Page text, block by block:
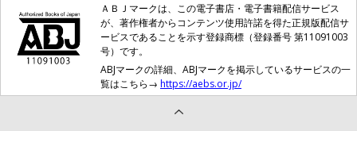
ＡＢＪマークは、この電子書店・電子書籍配信サービス
が、著作権者からコンテンツ使用許諾を得た正規版配信サ
ービスであることを示す登録商標（登録番号 第11091003
号）です。
ABJマークの詳細、ABJマークを掲示しているサービスの一
覧はこちら→ https://aebs.or.jp/